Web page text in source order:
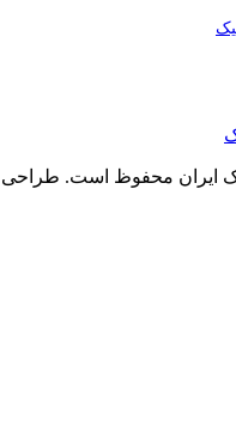
ایران محفوظ است. طراحی